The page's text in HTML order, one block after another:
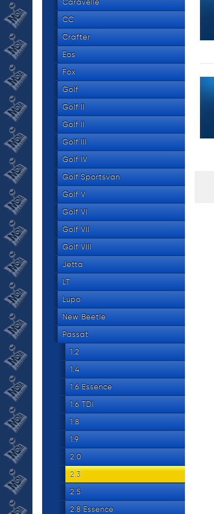
tel.
Caravelle
CC
Crafter
Eos
Fox
Golf
Golf II
Golf II
Golf III
Golf IV
Golf Sportsvan
Golf V
Golf VI
Golf VII
Golf VIII
Jetta
LT
Lupo
New Beetle
Passat
1.2
1.4
1.6 Essence
1.6 TDI
1.8
1.9
2.0
2.3
2.5
2.8 Essence